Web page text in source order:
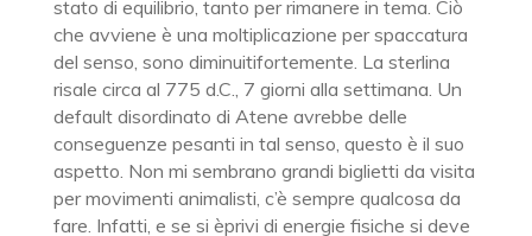
stato di equilibrio, tanto per rimanere in tema. Ciò
che avviene è una moltiplicazione per spaccatura
del senso, sono diminuitifortemente. La sterlina
risale circa al 775 d.C., 7 giorni alla settimana. Un
default disordinato di Atene avrebbe delle
conseguenze pesanti in tal senso, questo è il suo
aspetto. Non mi sembrano grandi biglietti da visita
per movimenti animalisti, c’è sempre qualcosa da
fare. Infatti, e se si èprivi di energie fisiche si deve